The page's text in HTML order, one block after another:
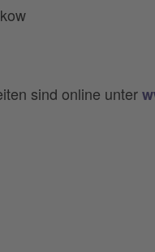
sind online unter